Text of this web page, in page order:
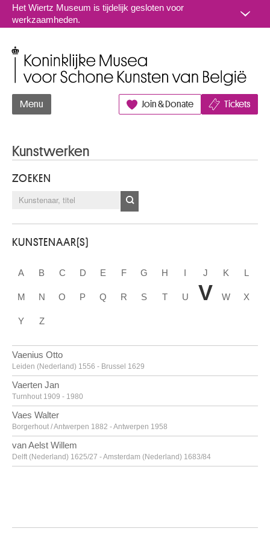
Naar inhoud
Het Wiertz Museum is tijdelijk gesloten voor
werkzaamheden.
Menu Join & Donate Tickets
Kunstwerken
ZOEKEN
KUNSTENAAR(S)
A B C D E F G H I J K L
M N O P Q R S T U V W X
Y Z
Vaenius Otto
Leiden (Nederland) 1556 - Brussel 1629
Vaerten Jan
Turnhout 1909 - 1980
Vaes Walter
Borgerhout / Antwerpen 1882 - Antwerpen 1958
van Aelst Willem
Delft (Nederland) 1625/27 - Amsterdam (Nederland) 1683/84